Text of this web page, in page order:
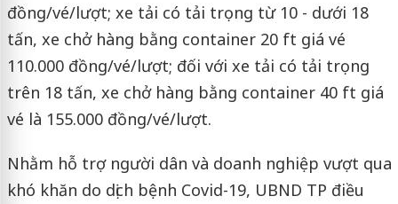
đồng/vé/lượt; xe tải có tải trọng từ 10 - dưới 18
tấn, xe chở hàng bằng container 20 ft giá vé
110.000 đồng/vé/lượt; đối với xe tải có tải trọng
trên 18 tấn, xe chở hàng bằng container 40 ft giá
vé là 155.000 đồng/vé/lượt.
Nhằm hỗ trợ người dân và doanh nghiệp vượt qua
khó khăn do dịch bệnh Covid-19, UBND TP điều